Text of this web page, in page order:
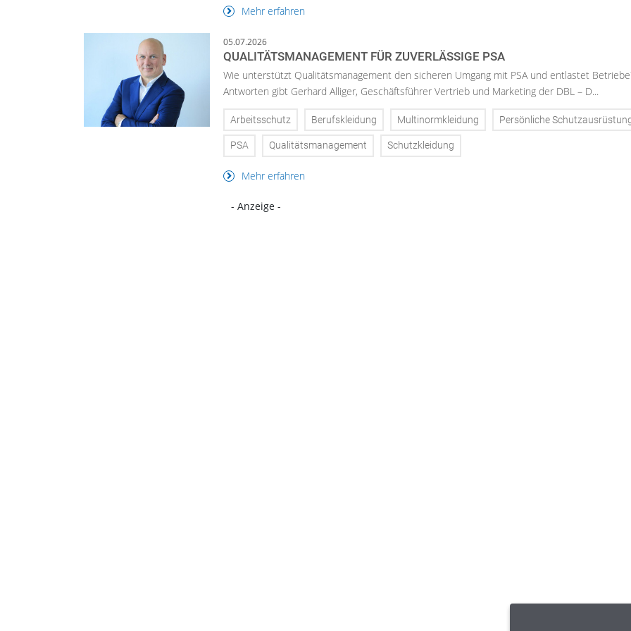
Mehr erfahren
05.07.2026
QUALITÄTSMANAGEMENT FÜR ZUVERLÄSSIGE PSA
Wie unterstützt Qualitätsmanagement den sicheren Umgang mit PSA und entlastet
Antworten gibt Gerhard Alliger, Geschäftsführer Vertrieb und Marketing der DBL – D...
Arbeitsschutz Berufskleidung Multinormkleidung Persönliche
PSA Qualitätsmanagement Schutzkleidung
Mehr erfahren
- Anzeige -